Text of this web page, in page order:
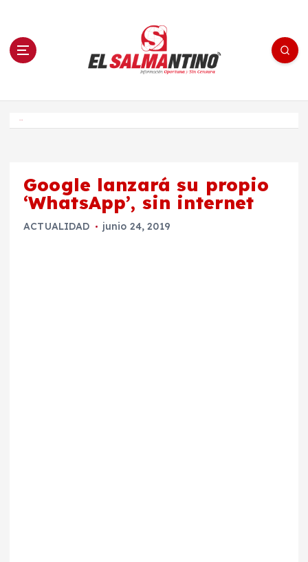
n El Salmantino - medios/noticias/editorial
Google lanzará su propio
‘WhatsApp’, sin internet
ACTUALIDAD junio 24, 2019